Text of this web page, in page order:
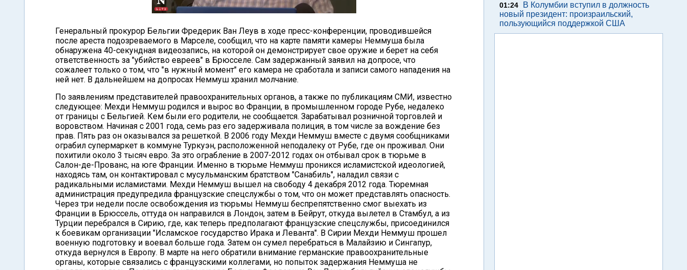
Генеральный прокурор Бельгии Фредерик Ван Леув в ходе пресс-конференции, проводившейся
после ареста подозреваемого в Марселе, сообщил, что на карте памяти камеры Неммуша была
обнаружена 40-секундная видеозапись, на которой он демонстрирует свое оружие и берет на себя
ответственность за "убийство евреев" в Брюсселе. Сам задержанный заявил на допросе, что
сожалеет только о том, что "в нужный момент" его камера не сработала и записи самого нападения на
ней нет. В дальнейшем на допросах Неммуш хранил молчание.
По заявлениям представителей правоохранительных органов, а также по публикациям СМИ, известно
следующее: Мехди Неммуш родился и вырос во Франции, в промышленном городе Рубе, недалеко
от границы с Бельгией. Кем были его родители, не сообщается. Зарабатывал розничной торговлей и
воровством. Начиная с 2001 года, семь раз его задерживала полиция, в том числе за вождение без
прав. Пять раз он оказывался за решеткой. В 2006 году Мехди Неммуш вместе с двумя сообщниками
ограбил супермаркет в коммуне Туркуэн, расположенной неподалеку от Рубе, где он проживал. Они
похитили около 3 тысяч евро. За это ограбление в 2007-2012 годах он отбывал срок в тюрьме в
Салон-де-Прованс, на юге Франции. Именно в тюрьме Неммуш проникся исламистской идеологией,
находясь там, он контактировал с мусульманским братством "Санабиль", наладил связи с
радикальными исламистами. Мехди Неммуш вышел на свободу 4 декабря 2012 года. Тюремная
администрация предупредила французские спецслужбы о том, что он может представлять опасность.
Через три недели после освобождения из тюрьмы Неммуш беспрепятственно смог выехать из
Франции в Брюссель, оттуда он направился в Лондон, затем в Бейрут, откуда вылетел в Стамбул, а из
Турции перебрался в Сирию, где, как теперь предполагают французские спецслужбы, присоединился
к боевикам организации "Исламское государство Ирака и Леванта". В Сирии Мехди Неммуш прошел
военную подготовку и воевал больше года. Затем он сумел перебраться в Малайзию и Сингапур,
откуда вернулся в Европу. В марте на него обратили внимание германские правоохранительные
органы, которые связались с французскими коллегами, но попыток задержания Неммуша не
01:24
В Колумбии вступил в должность
новый президент: произраильский,
пользующийся поддержкой США